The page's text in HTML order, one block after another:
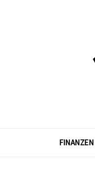
FINANZEN